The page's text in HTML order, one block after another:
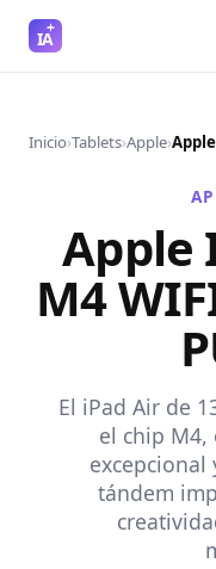
IA
Inicio›Tablets›Apple›
Apple
M4
El iPad Air de
el chip
excepcional
tándem